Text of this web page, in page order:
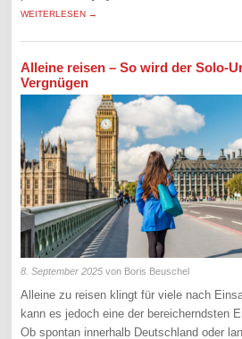
WEITERLESEN →
Alleine reisen – So wird der Solo-
Vergnügen
8. September 2025 von Boris Beuschel
Alleine zu reisen klingt für viele nach
kann es jedoch eine der bereicherndsten
Ob spontan innerhalb Deutschland oder